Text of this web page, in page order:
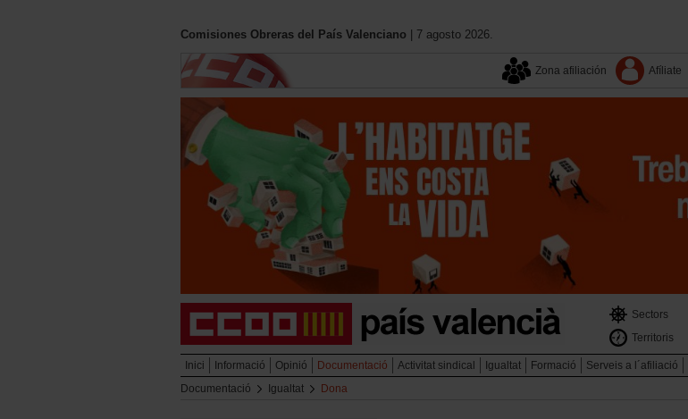
Comisiones Obreras del País Valenciano | 7 agosto 2026.
Zona afiliación Afíliate
Sectors
Territoris
Inici Informació Opinió Documentació Activitat sindical Igualtat Formació Serveis a l´afiliació
Documentació
Igualtat Dona